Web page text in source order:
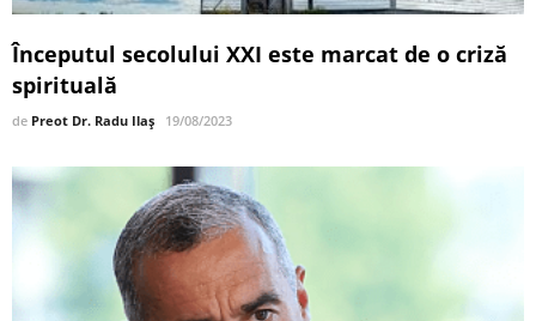
Începutul secolului XXI este marcat de o criză
spirituală
de Preot Dr. Radu Ilaş 19/08/2023